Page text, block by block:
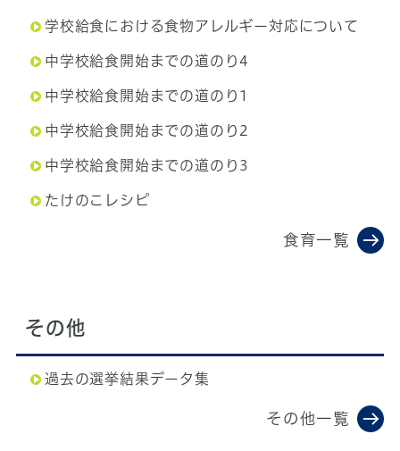
学校給食における食物アレルギー対応について
中学校給食開始までの道のり4
中学校給食開始までの道のり1
中学校給食開始までの道のり2
中学校給食開始までの道のり3
たけのこレシピ
食育一覧
その他
過去の選挙結果データ集
その他一覧